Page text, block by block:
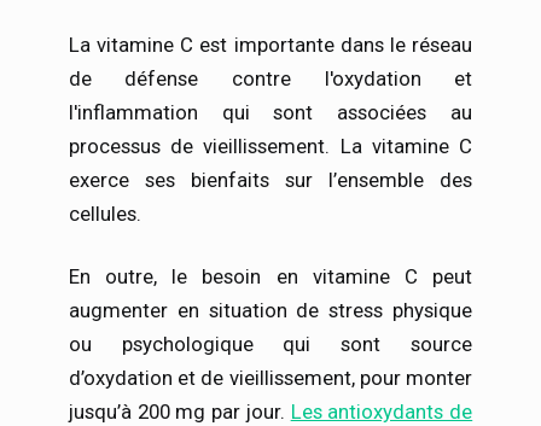
La vitamine C est importante dans le réseau
de défense contre l'oxydation et
l'inflammation qui sont associées au
processus de vieillissement. La vitamine C
exerce ses bienfaits sur l’ensemble des
cellules.
En outre, le besoin en vitamine C peut
augmenter en situation de stress physique
ou psychologique qui sont source
d’oxydation et de vieillissement, pour monter
jusqu’à 200 mg par jour. Les antioxydants de